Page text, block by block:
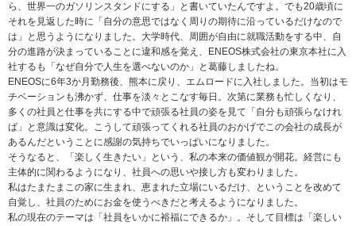
ら、世界一のガソリンスタンドにする」と書いていたんですよ。でも20歳頃に
それを見返した時に「自分の意思ではなく周りの期待に沿っているだけなので
は」と思うようになりました。大学時代、周囲が自由に就職活動をする中、自
分の進路が決まっていることに違和感を覚え、ENEOS株式会社の東京本社に入
社するも「なぜ自分で人生を選べないのか」と葛藤しましたね。
ENEOSに6年3か月勤務後、熊本に戻り、エムロードに入社しました。当初はモ
チベーションも沸かず、仕事を淡々とこなす毎日。次第に業務も忙しくなり、
多くの社員と仕事を共にする中で頑張る社員の姿を見て「自分も頑張らなけれ
ば」と意識は変化。こうして頑張ってくれる社員のおかげでこの会社の成長が
あるんだということに感謝の気持ちでいっぱいになりました。
そうなると、「楽しく生きたい」という、私の本来の価値観が開花。経営にも
主体的に関わるようになり、社員への思いや接し方も変わりました。
私はたまたまこの家に生まれ、恵まれた立場にいるだけ、ということを改めて
自覚し、社員のためにお金を使うべきだと考えるようになりました。
私の現在のテーマは「社員をいかに裕福にできるか」。そして目標は「楽しい